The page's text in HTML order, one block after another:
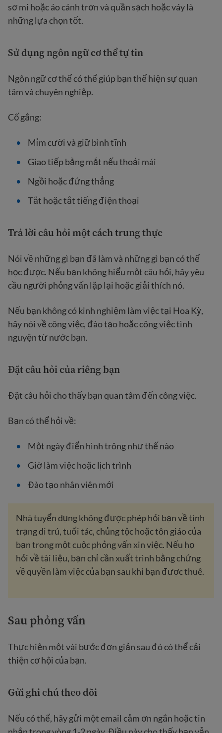
sơ mi hoặc áo cánh trơn và quần sạch hoặc váy là
những lựa chọn tốt.
Sử dụng ngôn ngữ cơ thể tự tin
Ngôn ngữ cơ thể có thể giúp bạn thể hiện sự quan
tâm và chuyên nghiệp.
Cố gắng:
Mỉm cười và giữ bình tĩnh
Giao tiếp bằng mắt nếu thoải mái
Ngồi hoặc đứng thẳng
Tắt hoặc tắt tiếng điện thoại
Trả lời câu hỏi một cách trung thực
Nói về những gì bạn đã làm và những gì bạn có thể
học được. Nếu bạn không hiểu một câu hỏi, hãy yêu
cầu người phỏng vấn lặp lại hoặc giải thích nó.
Nếu bạn không có kinh nghiệm làm việc tại Hoa Kỳ,
hãy nói về công việc, đào tạo hoặc công việc tình
nguyện từ nước bạn.
Đặt câu hỏi của riêng bạn
Đặt câu hỏi cho thấy bạn quan tâm đến công việc.
Bạn có thể hỏi về:
Một ngày điển hình trông như thế nào
Giờ làm việc hoặc lịch trình
Đào tạo nhân viên mới
Nhà tuyển dụng không được phép hỏi bạn về tình
trạng di trú, tuổi tác, chủng tộc hoặc tôn giáo của
bạn trong một cuộc phỏng vấn xin việc. Nếu họ
hỏi về tài liệu, bạn chỉ cần xuất trình bằng chứng
về quyền làm việc của bạn sau khi bạn được thuê.
Sau phỏng vấn
Thực hiện một vài bước đơn giản sau đó có thể cải
thiện cơ hội của bạn.
Gửi ghi chú theo dõi
Nếu có thể, hãy gửi một email cảm ơn ngắn hoặc tin